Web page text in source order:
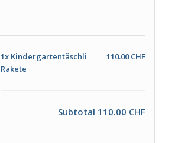
1x Kindergartentäschli
Rakete
110.00 CHF
Subtotal 110.00 CHF